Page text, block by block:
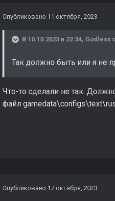
Опубликовано 11 октября, 2023
В 10.10.2023 в 22:34, Godless
Так должно быть или я не
Что-то сделали не так.
файл
Опубликовано 17 октября, 2023